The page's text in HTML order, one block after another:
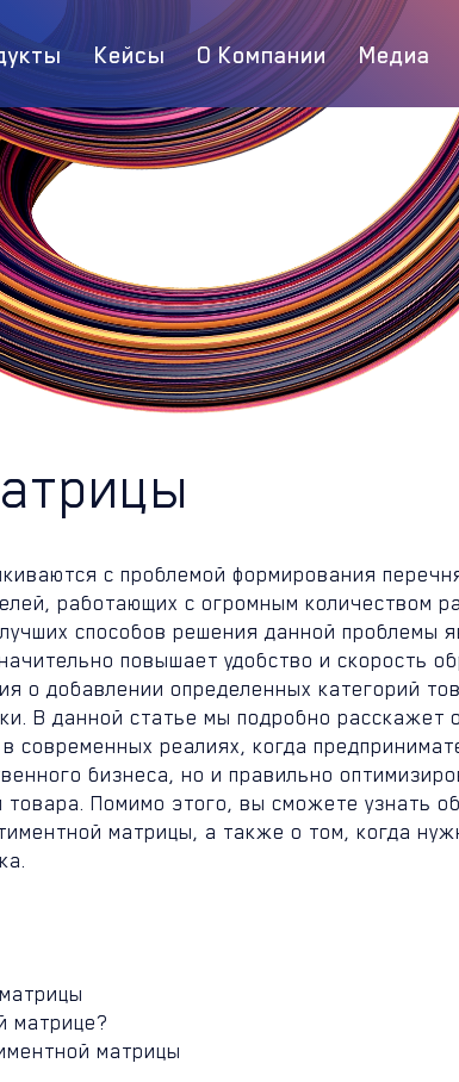
с проблемой формирования
работающих с огромным количеством
способов решения данной проблемы
повышает удобство и скорость
о добавлении определенных категорий
В данной статье мы подробно расскажет
современных реалиях, когда
бизнеса, но и правильно
товара. Помимо этого, вы сможете узнать
матрицы, а также о том, когда
матрице?
матрицы
Кейсы О Компании Медиа